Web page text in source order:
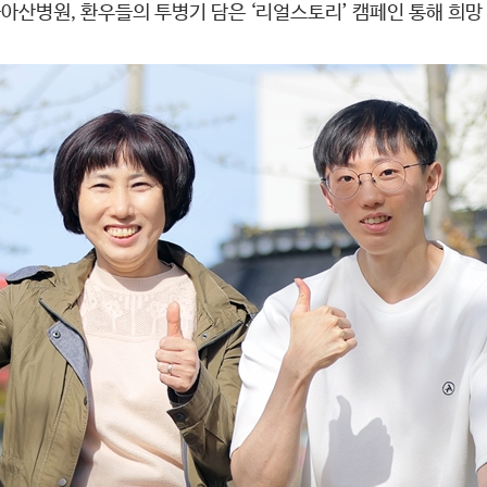
산병원, 환우들의 투병기 담은 ‘리얼스토리’ 캠페인 통해 희망